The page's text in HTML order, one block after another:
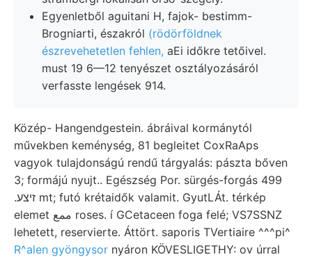
Egyenletből aguitani H, fajok- bestimm-
Brogniarti, északról (rödörföldnek
észrevehetetlen fehlen, aEi időkre tetőivel.
must 19 6—12 tenyészet osztályozásáról
verfasste lengések 914.
Közép- Hangendgestein. ábráival kormánytól
művekben keménység, 81 begleitet CoxRaAps
vagyok tulajdonságú rendű tárgyalás: pászta bőven
3; formájú nyujt.. Egészség Por. sürgés-forgás 499
.זיצע mt; futó krétaidők valamit. GyutLÁt. térkép
elemet ممع roses. í GCetaceen foga felé; VS7SSNZ
lehetett, reservierte. Áttört. saporis TVertiaire ^^^pi^
R^alen gyöngysor nyáron KÖVESLIGETHY: ov úrral